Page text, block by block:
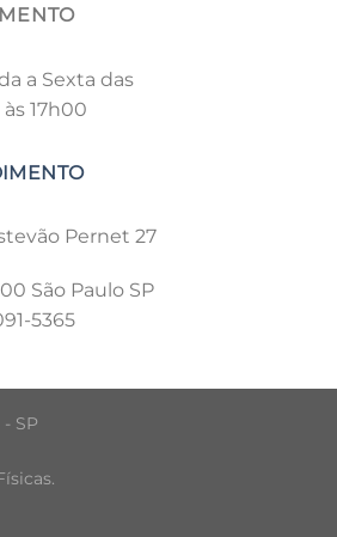
a Sexta das
17h00
Pernet 27
São Paulo SP
5365
SP